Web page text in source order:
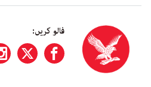
فالو کریں: